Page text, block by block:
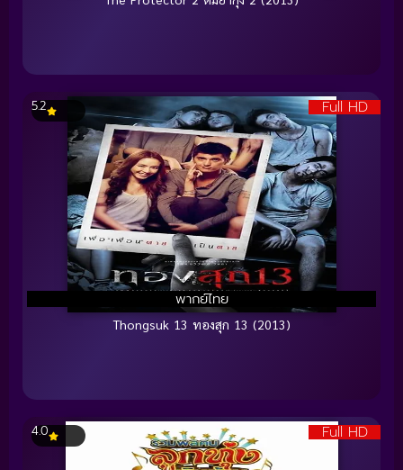
Full HD
พากย์ไทย
5.2
Thongsuk 13 ทองสุก 13 (2013)
Full HD
4.0